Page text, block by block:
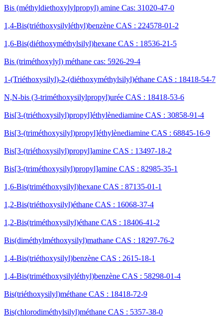
Bis (méthyldiethoxylylpropyl) amine Cas: 31020-47-0
1,4-Bis(triéthoxysilyléthyl)benzène CAS : 224578-01-2
1,6-Bis(diéthoxyméthylsilyl)hexane CAS : 18536-21-5
Bis (triméthoxylyl) méthane cas: 5926-29-4
1-(Triéthoxysilyl)-2-(diéthoxyméthylsilyl)éthane CAS : 18418-54-7
N,N-bis (3-triméthoxysilylpropyl)urée CAS : 18418-53-6
Bis[3-(triéthoxysilyl)propyl]éthylènediamine CAS : 30858-91-4
Bis[3-(triméthoxysilyl)propyl]éthylènediamine CAS : 68845-16-9
Bis[3-(triéthoxysilyl)propyl]amine CAS : 13497-18-2
Bis[3-(triméthoxysilyl)propyl]amine CAS : 82985-35-1
1,6-Bis(triméthoxysilyl)hexane CAS : 87135-01-1
1,2-Bis(triéthoxysilyl)éthane CAS : 16068-37-4
1,2-Bis(triméthoxysilyl)éthane CAS : 18406-41-2
Bis(diméthylméthoxysilyl)mathane CAS : 18297-76-2
1,4-Bis(triéthoxysilyl)benzène CAS : 2615-18-1
1,4-Bis(triméthoxysilyléthyl)benzène CAS : 58298-01-4
Bis(triéthoxysilyl)méthane CAS : 18418-72-9
Bis(chlorodiméthylsilyl)méthane CAS : 5357-38-0